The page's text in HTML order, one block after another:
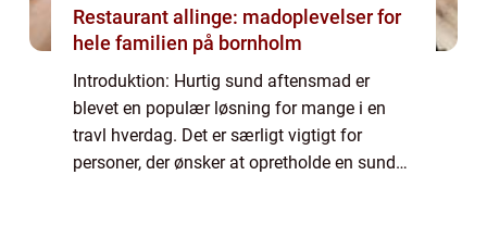
Restaurant allinge: madoplevelser for
hele familien på bornholm
Introduktion: Hurtig sund aftensmad er
blevet en populær løsning for mange i en
travl hverdag. Det er særligt vigtigt for
personer, der ønsker at opretholde en sund